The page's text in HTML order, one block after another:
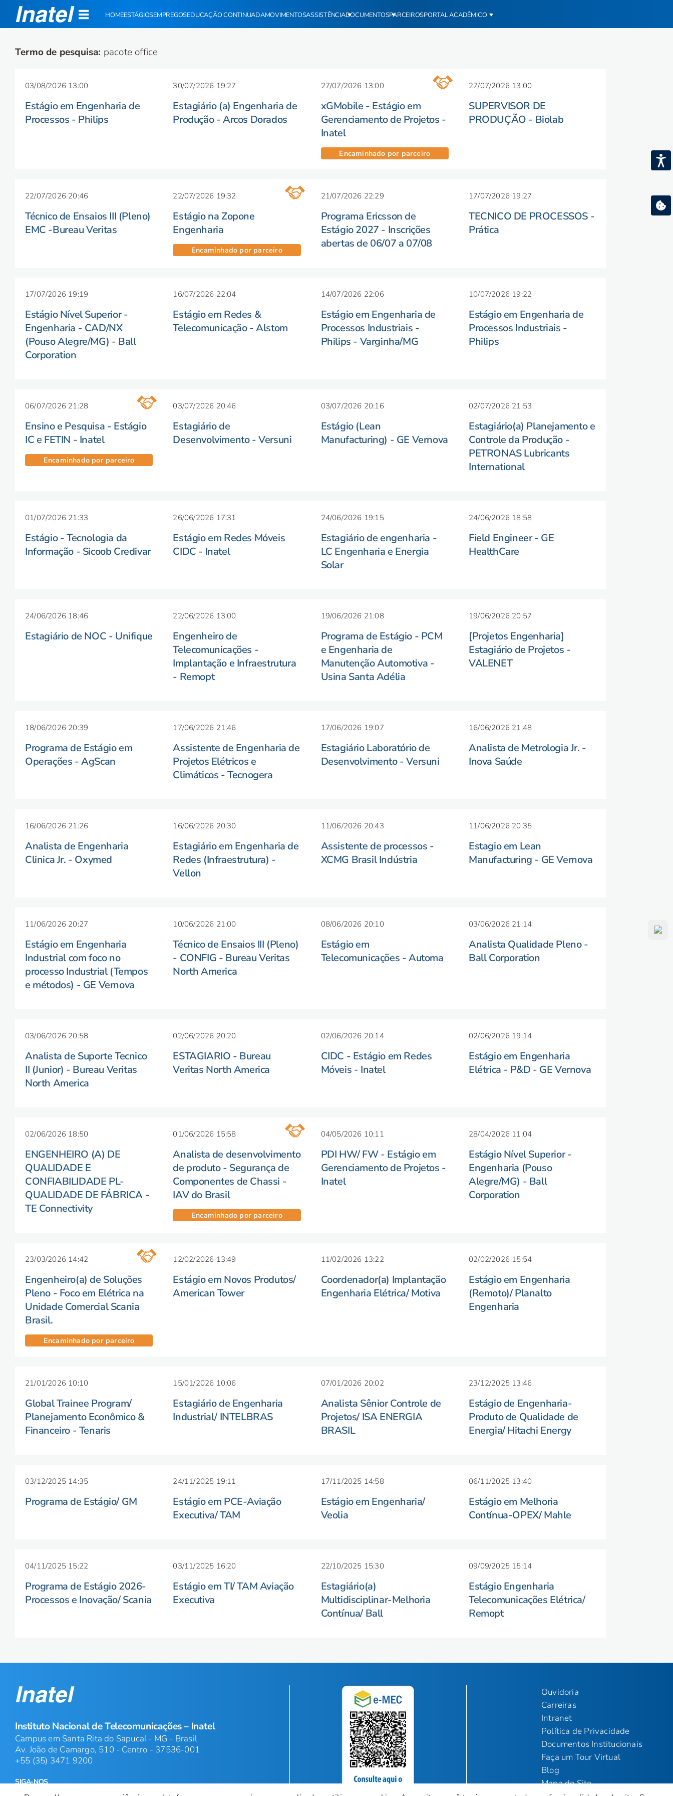
Termo de pesquisa: pacote office
03/08/2026 13:00
Estágio em Engenharia de
Processos - Philips
30/07/2026 19:27
Estagiário (a) Engenharia de
Produção - Arcos Dorados
27/07/2026 13:00
xGMobile - Estágio em
Gerenciamento de Projetos -
Inatel
Encaminhado por parceiro
27/07/2026 13:00
SUPERVISOR DE
PRODUÇÃO - Biolab
22/07/2026 20:46
Técnico de Ensaios III (Pleno)
EMC -Bureau Veritas
22/07/2026 19:32
Estágio na Zopone
Engenharia
Encaminhado por parceiro
21/07/2026 22:29
Programa Ericsson de
Estágio 2027 - Inscrições
abertas de 06/07 a 07/08
17/07/2026 19:27
TECNICO DE PROCESSOS -
Prática
17/07/2026 19:19
Estágio Nível Superior -
Engenharia - CAD/NX
(Pouso Alegre/MG) - Ball
Corporation
16/07/2026 22:04
Estágio em Redes &
Telecomunicação - Alstom
14/07/2026 22:06
Estágio em Engenharia de
Processos Industriais -
Philips - Varginha/MG
10/07/2026 19:22
Estágio em Engenharia de
Processos Industriais -
Philips
06/07/2026 21:28
Ensino e Pesquisa - Estágio
IC e FETIN - Inatel
Encaminhado por parceiro
03/07/2026 20:46
Estagiário de
Desenvolvimento - Versuni
03/07/2026 20:16
Estágio (Lean
Manufacturing) - GE Vernova
02/07/2026 21:53
Estagiário(a) Planejamento e
Controle da Produção -
PETRONAS Lubricants
International
01/07/2026 21:33
Estágio - Tecnologia da
Informação - Sicoob Credivar
26/06/2026 17:31
Estágio em Redes Móveis
CIDC - Inatel
24/06/2026 19:15
Estagiário de engenharia -
LC Engenharia e Energia
Solar
24/06/2026 18:58
Field Engineer - GE
HealthCare
24/06/2026 18:46
Estagiário de NOC - Unifique
22/06/2026 13:00
Engenheiro de
Telecomunicações -
Implantação e Infraestrutura
- Remopt
19/06/2026 21:08
Programa de Estágio - PCM
e Engenharia de
Manutenção Automotiva -
Usina Santa Adélia
19/06/2026 20:57
[Projetos Engenharia]
Estagiário de Projetos -
VALENET
18/06/2026 20:39
Programa de Estágio em
Operações - AgScan
17/06/2026 21:46
Assistente de Engenharia de
Projetos Elétricos e
Climáticos - Tecnogera
17/06/2026 19:07
Estagiário Laboratório de
Desenvolvimento - Versuni
16/06/2026 21:48
Analista de Metrologia Jr. -
Inova Saúde
16/06/2026 21:26
Analista de Engenharia
Clinica Jr. - Oxymed
16/06/2026 20:30
Estagiário em Engenharia de
Redes (Infraestrutura) -
Vellon
11/06/2026 20:43
Assistente de processos -
XCMG Brasil Indústria
11/06/2026 20:35
Estagio em Lean
Manufacturing - GE Vernova
11/06/2026 20:27
Estágio em Engenharia
Industrial com foco no
processo Industrial (Tempos
e métodos) - GE Vernova
10/06/2026 21:00
Técnico de Ensaios III (Pleno)
- CONFIG - Bureau Veritas
North America
08/06/2026 20:10
Estágio em
Telecomunicações - Automa
03/06/2026 21:14
Analista Qualidade Pleno -
Ball Corporation
03/06/2026 20:58
Analista de Suporte Tecnico
II (Junior) - Bureau Veritas
North America
02/06/2026 20:20
ESTAGIARIO - Bureau
Veritas North America
02/06/2026 20:14
CIDC - Estágio em Redes
Móveis - Inatel
02/06/2026 19:14
Estágio em Engenharia
Elétrica - P&D - GE Vernova
02/06/2026 18:50
ENGENHEIRO (A) DE
QUALIDADE E
CONFIABILIDADE PL-
QUALIDADE DE FÁBRICA -
TE Connectivity
01/06/2026 15:58
Analista de desenvolvimento
de produto - Segurança de
Componentes de Chassi -
IAV do Brasil
Encaminhado por parceiro
04/05/2026 10:11
PDI HW/ FW - Estágio em
Gerenciamento de Projetos -
Inatel
28/04/2026 11:04
Estágio Nível Superior -
Engenharia (Pouso
Alegre/MG) - Ball
Corporation
23/03/2026 14:42
Engenheiro(a) de Soluções
Pleno - Foco em Elétrica na
Unidade Comercial Scania
Brasil.
Encaminhado por parceiro
12/02/2026 13:49
Estágio em Novos Produtos/
American Tower
11/02/2026 13:22
Coordenador(a) Implantação
Engenharia Elétrica/ Motiva
02/02/2026 15:54
Estágio em Engenharia
(Remoto)/ Planalto
Engenharia
21/01/2026 10:10
Global Trainee Program/
Planejamento Econômico &
Financeiro - Tenaris
15/01/2026 10:06
Estagiário de Engenharia
Industrial/ INTELBRAS
07/01/2026 20:02
Analista Sênior Controle de
Projetos/ ISA ENERGIA
BRASIL
23/12/2025 13:46
Estágio de Engenharia-
Produto de Qualidade de
Energia/ Hitachi Energy
03/12/2025 14:35
Programa de Estágio/ GM
24/11/2025 19:11
Estágio em PCE-Aviação
Executiva/ TAM
17/11/2025 14:58
Estágio em Engenharia/
Veolia
06/11/2025 13:40
Estágio em Melhoria
Contínua-OPEX/ Mahle
04/11/2025 15:22
Programa de Estágio 2026-
Processos e Inovação/ Scania
03/11/2025 16:20
Estágio em TI/ TAM Aviação
Executiva
22/10/2025 15:30
Estagiário(a)
Multidisciplinar-Melhoria
Contínua/ Ball
09/09/2025 15:14
Estágio Engenharia
Telecomunicações Elétrica/
Remopt
HOMEESTÁGIOSEMPREGOSEDUCAÇÃO CONTINUADAMOVIMENTOSASSISTÊNCIADOCUMENTOSPARCEIROSPORTAL ACADÊMICO
Instituto Nacional de Telecomunicações – Inatel
Campus em Santa Rita do Sapucaí - MG - Brasil
Av. João de Camargo, 510 - Centro - 37536-001
+55 (35) 3471 9200
SIGA-NOS
Ouvidoria
Carreiras
Intranet
Política de Privacidade
Documentos Institucionais
Faça um Tour Virtual
Blog
Mapa do Site